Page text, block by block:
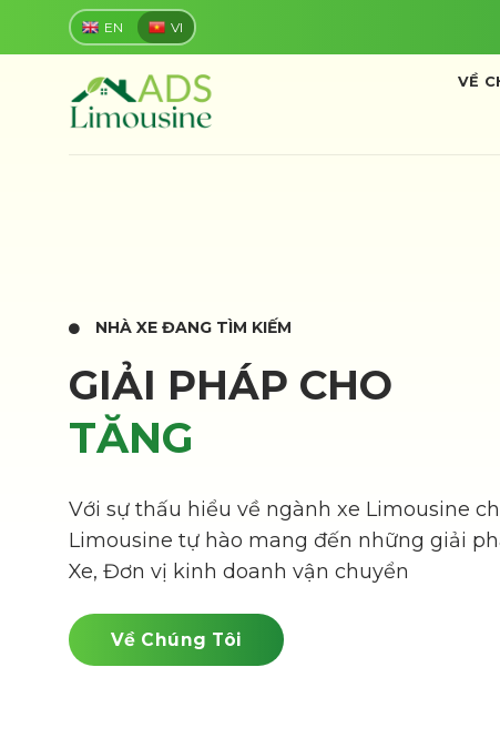
EN VI
VỀ
NHÀ XE ĐANG TÌM KIẾM
GIẢI PHÁP CHO
TĂNG DOANH THU
Với sự thấu hiểu về ngành xe Limousine
Limousine tự hào mang đến những giải
Xe, Đơn vị kinh doanh vận chuyển
Về Chúng Tôi